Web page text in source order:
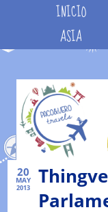
INICIO
ASIA
20
MAY
2013